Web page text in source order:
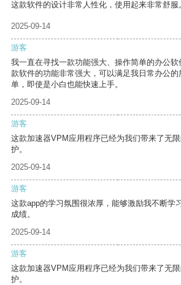
这款软件的设计非常人性化，使用起来非常舒服
2025-09-14
游客
我一直在寻找一款功能强大、操作简单的办公
款软件的功能非常强大，可以满足我日常办公
单，即使是小白也能快速上手。
2025-09-14
游客
这款加速器VPM应用程序已经为我们带来了无
护。
2025-09-14
游客
这款app的学习氛围很浓厚，能够激励我不断学
成绩。
2025-09-14
游客
这款加速器VPM应用程序已经为我们带来了无
护。